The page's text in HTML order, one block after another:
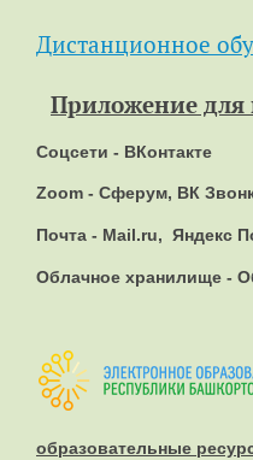
Дистанционное
Приложение
Соцсети - ВКонтакте
Zoom - Сферум, ВК
Почта - Mail.ru, Яндекс
Облачное хранилище -
образовательные